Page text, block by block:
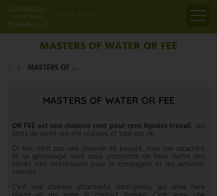
ACCUEIL
LIENS
PARTENAIRES
CONTACT
MASTERS OF WATER OR FEE
... MASTERS OF WATER OR FEE
MASTERS OF WATER OR FEE
OR FEE est une chienne cent pour cent lignées travail. les
tests de santé ont été réalisés, et tout est ok.
Or fée, n'est pas une chienne de beauté, mais son caractére
et sa généalogie vont nous permettre de faire naitre des
chiots très intéressants pour la compagnie et les activités
canines.
C'est une chienne attachante, inteligente, qui aime faire